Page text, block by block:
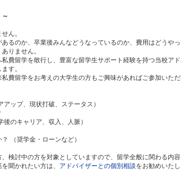
ん。
るのか、卒業後みんなどうなっているのか、費用はどうや
りません。
費留学を敢行し、豊富な留学生サポート経験を持つ当校ア
す。
費留学をお考えの大学生の方もご興味があればご参加いただ
ップ、現状打破、ステータス）
のキャリア、収入、人脈）
（奨学金・ローンなど）
検討中の方を対象としていますので、留学全般に関わる内容
聞かれたい方は、 アドバイザーとの個別相談をお勧めいたし